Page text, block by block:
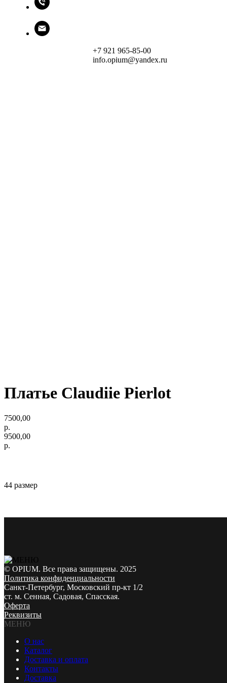
+7 921 965-85-00
info.opium@yandex.ru
Платье Claudiie Pierlot
7500,00
р.
9500,00
р.
44 размер
© OPIUM. Все права защищены. 2025
Политика конфиденциальности
Санкт-Петербург, Московский пр-кт 1/2
ст. м. Сенная, Садовая, Спасская.
Оферта
Реквизиты
МЕНЮ
О нас
Каталог
Доставка и оплата
Контакты
Доставка